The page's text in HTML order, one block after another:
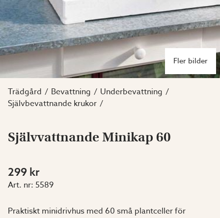
Fler bilder
Trädgård Bevattning
Underbevattning
Självbevattnande krukor
Självvattnande Minikap 60
299 kr
Art. nr: 5589
Praktiskt minidrivhus med 60 små plantceller för